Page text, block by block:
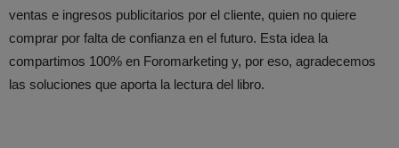
ventas e ingresos publicitarios por el cliente, quien no quiere
comprar por falta de confianza en el futuro. Esta idea la
compartimos 100% en Foromarketing y, por eso, agradecemos
las soluciones que aporta la lectura del libro.